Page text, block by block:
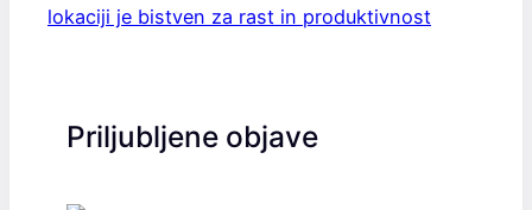
lokaciji je bistven za rast in produktivnost
Priljubljene objave